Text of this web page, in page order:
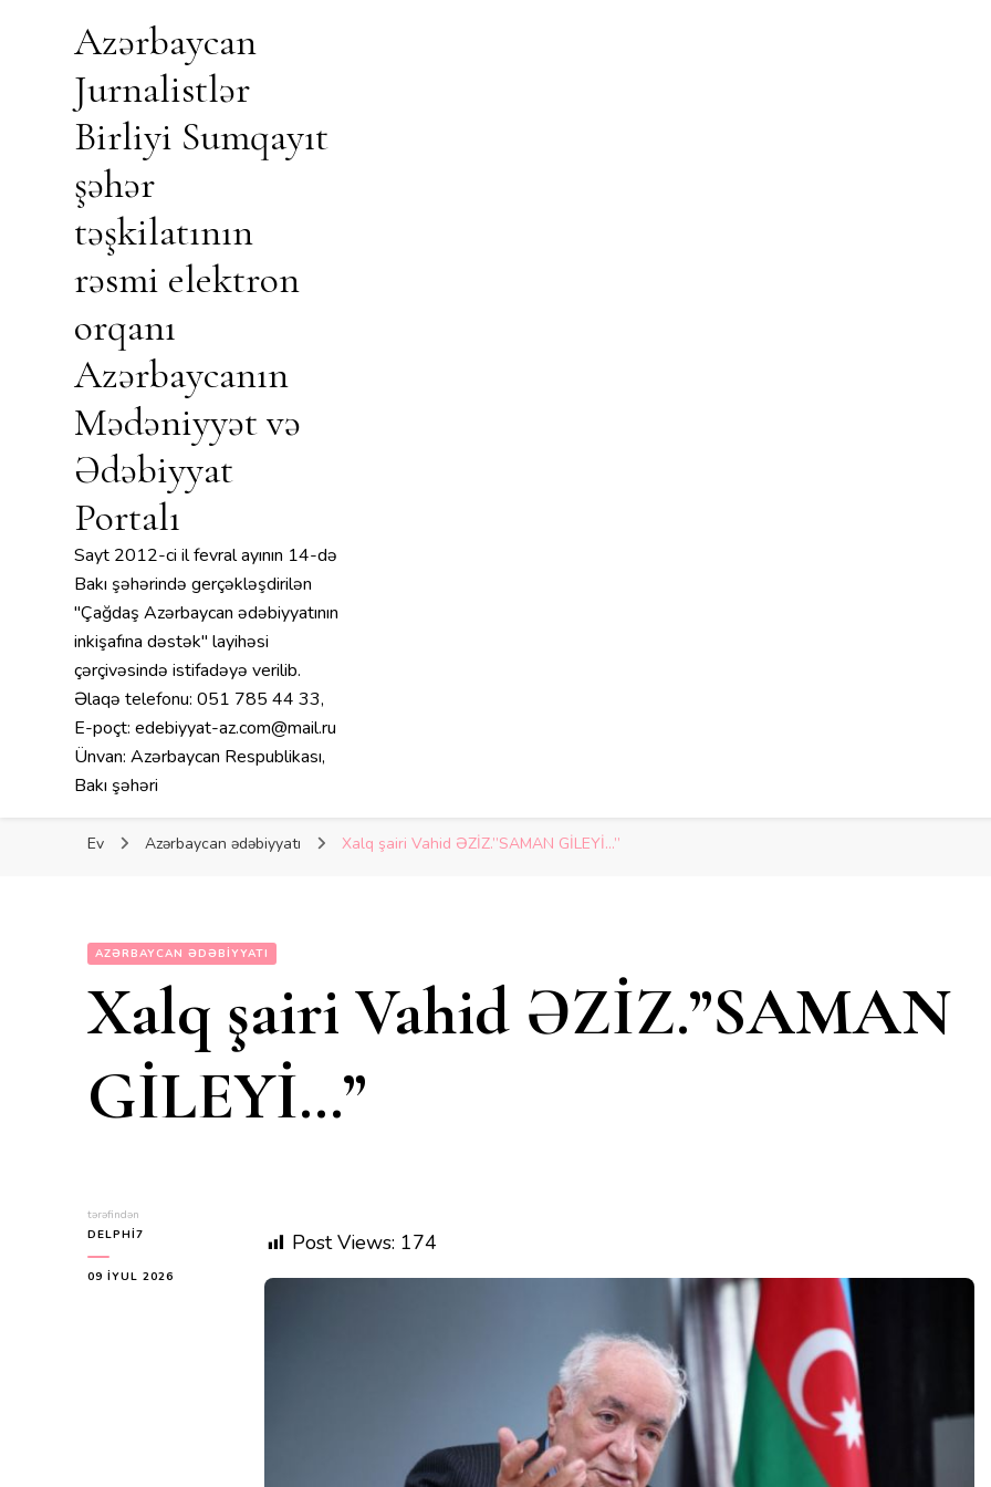
Azərbaycan
Jurnalistlər
Birliyi Sumqayıt
şəhər
təşkilatının
rəsmi elektron
orqanı
Azərbaycanın
Mədəniyyət və
Ədəbiyyat
Portalı
Sayt 2012-ci il fevral ayının 14-də
Bakı şəhərində gerçəkləşdirilən
"Çağdaş Azərbaycan ədəbiyyatının
inkişafına dəstək" layihəsi
çərçivəsində istifadəyə verilib.
Əlaqə telefonu: 051 785 44 33,
E-poçt: edebiyyat-az.com@mail.ru
Ünvan: Azərbaycan Respublikası,
Bakı şəhəri
Ev Azərbaycan ədəbiyyatı Xalq şairi Vahid ƏZİZ.”SAMAN GİLEYİ…”
AZƏRBAYCAN ƏDƏBIYYATI
Xalq şairi Vahid ƏZİZ.”SAMAN
GİLEYİ…”
tərəfindən
DELPHI7
09 İYUL 2026
Post Views: 174